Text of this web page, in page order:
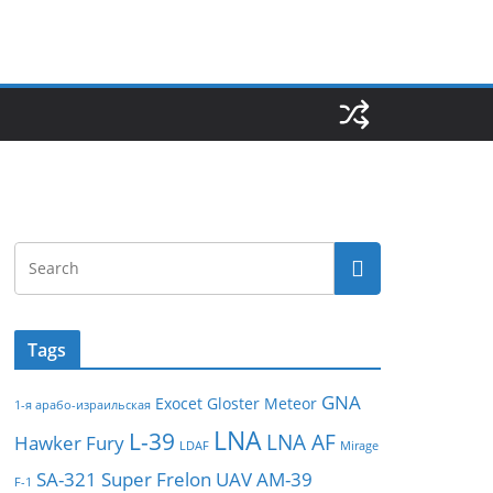
Tags
1-я арабо-израильская Exocet Gloster Meteor GNA
Hawker Fury L-39 LDAF LNA LNA AF Mirage
F-1 SA-321 Super Frelon UAVАМ-39